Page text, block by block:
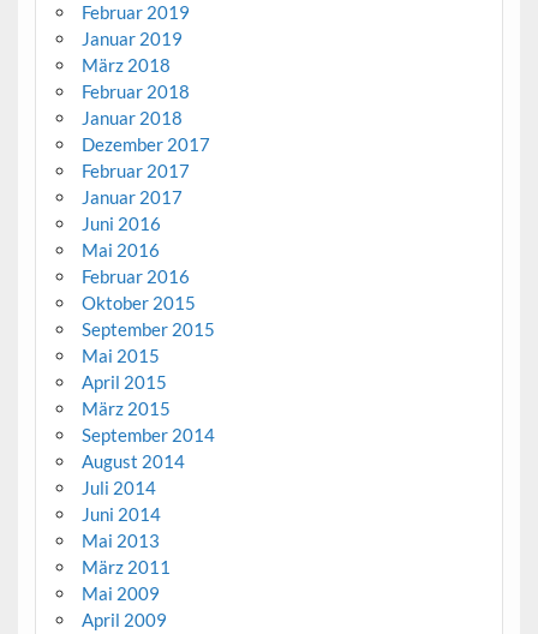
Februar 2019
Januar 2019
März 2018
Februar 2018
Januar 2018
Dezember 2017
Februar 2017
Januar 2017
Juni 2016
Mai 2016
Februar 2016
Oktober 2015
September 2015
Mai 2015
April 2015
März 2015
September 2014
August 2014
Juli 2014
Juni 2014
Mai 2013
März 2011
Mai 2009
April 2009